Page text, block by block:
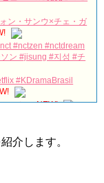
ン・サンウ×チェ・ガ
#nctzen #nctdream
ン #jisung #지성 #チ
#KDramaBrasil
ーム」 NEW!
のプチトマトキスシ
(지금 너에게)
介します。